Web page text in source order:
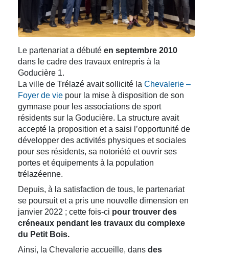
Le partenariat a débuté en septembre 2010
dans le cadre des travaux entrepris à la
Goducière 1.
La ville de Trélazé avait sollicité la Chevalerie –
Foyer de vie pour la mise à disposition de son
gymnase pour les associations de sport
résidents sur la Goducière. La structure avait
accepté la proposition et a saisi l’opportunité de
développer des activités physiques et sociales
pour ses résidents, sa notoriété et ouvrir ses
portes et équipements à la population
trélazéenne.
Depuis, à la satisfaction de tous, le partenariat
se poursuit et a pris une nouvelle dimension en
janvier 2022 ; cette fois-ci pour trouver des
créneaux pendant les travaux du complexe
du Petit Bois.
Ainsi, la Chevalerie accueille, dans des